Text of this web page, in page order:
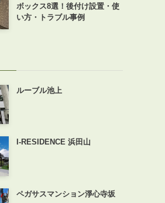
ボックス8選！後付け設置・使
い方・トラブル事例
ルーブル池上
I-RESIDENCE 浜田山
ペガサスマンション淨心寺坂